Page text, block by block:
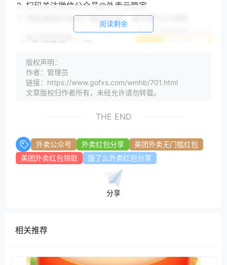
扫码关注微信公众号@外卖云管家
领取美团外卖无门槛大红包，每天都可以领取
如果需要的话：>>>点击购买美团外卖会员一年45元
饿了么外卖无门槛红包分享
领取饿了么外卖无门槛大红包，每天都可以领取
阅读剩余
版权声明：
作者：管理员
链接：https://www.gofxs.com/wmhb/701.html
文章版权归作者所有，未经允许请勿转载。
THE END
外卖公众号 外卖红包分享
美团外卖无门槛红包
美团外卖红包领取
饿了么外卖红包分享
分享
相关推荐